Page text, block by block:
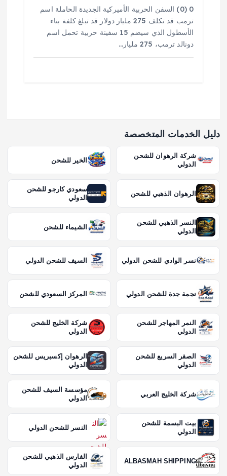
0 (0) السفن الحربية الأميركية الجديدة الحاملة اسم
ترمب قد تكلف 275 مليار دولار قد تبلغ كلفة بناء
الأسطول الذي سيضم 15 سفينة حربية تحمل اسم
دونالد ترمب، 275 مليار…
دليل الخدمات المتخصصة
شركة الرهوان للشحن
الدولي
الخير للشحن
الرهوان الذهبي للشحن
سعودي كارجو للشحن
الدولي
النسر الذهبي للشحن
الدولي
الشيماء للشحن
نسر الوادي للشحن الدولي السيف للشحن الدولي
نجمة جدة للشحن الدولي المركز السعودي للشحن
النمر المهاجر للشحن
الدولي
شركة الخليج للشحن
الدولي
الصقر السريع للشحن
الدولي
الرهوان إكسبريس للشحن
الدولي
شركة الخليج العربي
مؤسسة السيف للشحن
الدولي
بيت البسمة للشحن
الدولي
النسر للشحن الدولي
ALBASMAH SHIPPING
الفارس الذهبي للشحن
الدولي